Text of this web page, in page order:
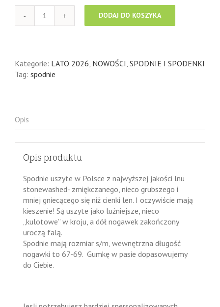
DODAJ DO KOSZYKA
Kategorie: LATO 2026, NOWOŚCI, SPODNIE I SPODENKI
Tag: spodnie
Opis
Opis produktu
Spodnie uszyte w Polsce z najwyższej jakości lnu
stonewashed- zmiękczanego, nieco grubszego i
mniej gniecącego się niż cienki len. I oczywiście mają
kieszenie! Są uszyte jako luźniejsze, nieco
„kulotowe” w kroju, a dół nogawek zakończony
uroczą falą.
Spodnie mają rozmiar s/m, wewnętrzna długość
nogawki to 67-69. Gumkę w pasie dopasowujemy
do Ciebie.